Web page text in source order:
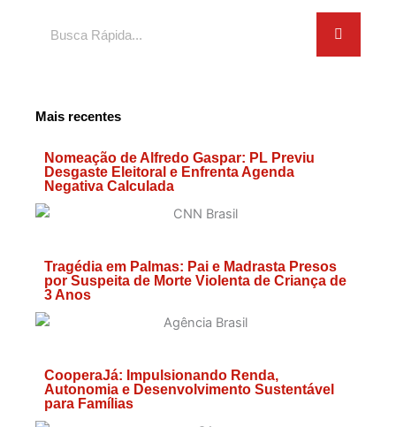
Mais recentes
Nomeação de Alfredo Gaspar: PL Previu
Desgaste Eleitoral e Enfrenta Agenda
Negativa Calculada
Tragédia em Palmas: Pai e Madrasta Presos
por Suspeita de Morte Violenta de Criança de
3 Anos
CooperaJá: Impulsionando Renda,
Autonomia e Desenvolvimento Sustentável
para Famílias